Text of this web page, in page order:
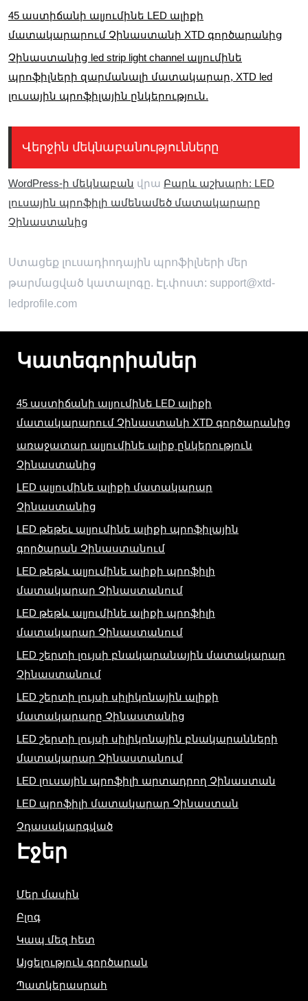
45 աստիճանի ալյումինե LED ալիքի
մատակարարում Չինաստանի XTD գործարանից
Չինաստանից led strip light channel ալյումինե
պրոֆիլների զարմանալի մատակարար, XTD led
լուսային պրոֆիլային ընկերություն.
Վերջին մեկնաբանությունները
WordPress-ի մեկնաբան վրա Բարև աշխարհ: LED
լուսային պրոֆիլի ամենամեծ մատակարարը
Չինաստանից
Ստացեք լուսադիոդային պրոֆիլների մեր
թարմացված կատալոգը. Էլ.փոստ: support@xtd-
ledprofile.com
Կատեգորիաներ
45 աստիճանի ալյումինե LED ալիքի
մատակարարում Չինաստանի XTD գործարանից
առաջատար ալյումինե ալիք ընկերություն
Չինաստանից
LED ալյումինե ալիքի մատակարար
Չինաստանից
LED թեթեւ ալյումինե ալիքի պրոֆիլային
գործարան Չինաստանում
LED թեթև ալյումինե ալիքի պրոֆիլի
մատակարար Չինաստանում
LED թեթև ալյումինե ալիքի պրոֆիլի
մատակարար Չինաստանում
LED շերտի լույսի բնակարանային մատակարար
Չինաստանում
LED շերտի լույսի սիլիկոնային ալիքի
մատակարարը Չինաստանից
LED շերտի լույսի սիլիկոնային բնակարանների
մատակարար Չինաստանում
LED լուսային պրոֆիլի արտադրող Չինաստան
LED պրոֆիլի մատակարար Չինաստան
Չդասակարգված
Էջեր
Մեր մասին
Բլոգ
Կապ մեզ հետ
Այցելություն գործարան
Պատկերասրահ